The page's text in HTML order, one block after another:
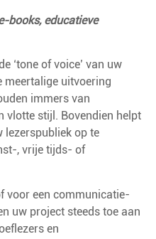
books, educatieve
‘tone of voice’ van uw
meertalige uitvoering
immers van
vlotte stijl. Bovendien helpt
lezerspubliek op te
, vrije tijds- of
voor een communicatie-
uw project steeds toe aan
en